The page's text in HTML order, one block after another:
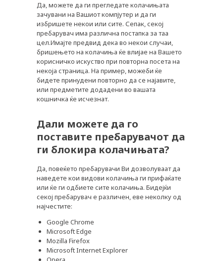
Да, можете да ги прегледате колачињата
зачувани на Вашиот компјутер и да ги
избришете некои или сите. Сепак, секој
пребарувач има различна постапка за таа
цел.Имајте предвид дека во некои случаи,
бришењето на колачиња ќе влијае на Вашето
корисничко искуство при повторна посета на
некоја страница. На пример, можеби ќе
бидете принудени повторно да се најавите,
или предметите додадени во вашата
кошничка ќе исчезнат.
Дали можете да го
поставите пребарувачот да
ги блокира колачињата?
Да, повеќето пребарувачи Ви дозволуваат да
наведете кои видови колачиња ги прифаќате
или ќе ги одбиете сите колачиња. Бидејќи
секој пребарувач е различен, еве неколку од
најчестите:
Google Chrome
Microsoft Edge
Mozilla Firefox
Microsoft Internet Explorer